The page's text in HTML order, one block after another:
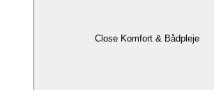
Close Komfort & Bådpleje